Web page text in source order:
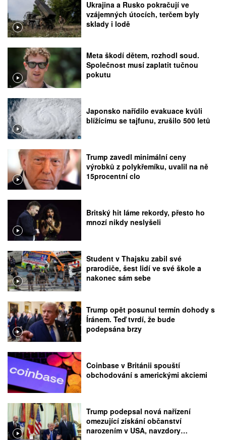
Ukrajina a Rusko pokračují ve
vzájemných útocích, terčem byly
sklady i lodě
Meta škodí dětem, rozhodl soud.
Společnost musí zaplatit tučnou
pokutu
Japonsko nařídilo evakuace kvůli
blížícímu se tajfunu, zrušilo 500 letů
Trump zavedl minimální ceny
výrobků z polykřemíku, uvalil na ně
15procentní clo
Britský hit láme rekordy, přesto ho
mnozí nikdy neslyšeli
Student v Thajsku zabil své
prarodiče, šest lidí ve své škole a
nakonec sám sebe
Trump opět posunul termín dohody s
Íránem. Teď tvrdí, že bude
podepsána brzy
Coinbase v Británii spouští
obchodování s americkými akciemi
Trump podepsal nová nařízení
omezující získání občanství
narozením v USA, navzdory